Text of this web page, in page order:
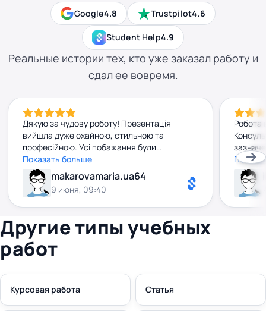
Google4.8 Trustpilot4.6
Student Help4.9
Реальные истории тех, кто уже заказал работу и
сдал ее вовремя.
Дякую за чудову роботу! Презентація
вийшла дуже охайною, стильною та
професійною. Усі побажання були
враховані, а результат перевершив мої
очікування. Рекомендую до співпраці!
Показать больше
makarovamaria.ua64
9 июня, 09:40
Робота
Другие типы учебных
работ
Курсовая работа Статья